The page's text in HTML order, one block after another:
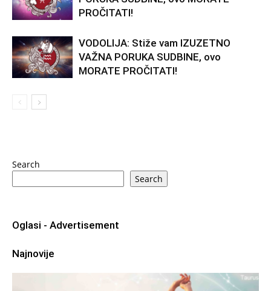
PROČITATI!
VODOLIJA: Stiže vam IZUZETNO
VAŽNA PORUKA SUDBINE, ovo
MORATE PROČITATI!
Search
Search
Oglasi - Advertisement
Najnovije